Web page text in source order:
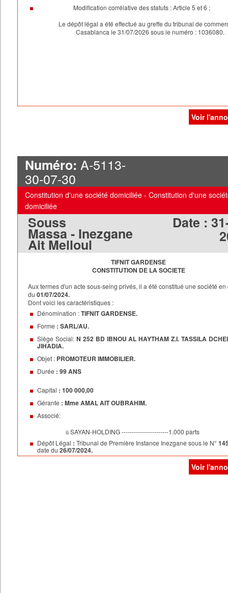
Modification corrélative des statuts : Article 5 et 6 ;
Le dépôt légal a été effectué au greffe du tribunal de
Casablanca le 31/07/2026 sous le numéro : 1036080.
Voir
Numéro: A-5113-
30-07-30
Constitution d'une société domiciliée - Constitution d'une
domiciliée
Souss
Massa - Inezgane
Ait Melloul
Date :
TIFNIT GARDENSE
CONSTITUTION DE LA SOCIETE
Aux termes d'un acte sous-seing privés, il a été constitué une société en
du01/07/2024.
Dont voici les caractéristiques :
Dénomination :TIFNIT GARDENSE.
Forme : SARL/AU.
Siège Social: N 252 BD IBNOU AL HAYTHAM Z.I. TASSILA
JIHADIA.
Objet : PROMOTEUR IMMOBILIER.
Durée : 99 ANS
Capital : 100 000,00
Gérante : Mme AMAL AIT OUBRAHIM.
Associé:
ü SAYAN-HOLDING -----------------------1.000 parts
Dépôt Légal :Tribunal de Première Instance Inezgane sous le N°
date du26/07/2024.
Voir